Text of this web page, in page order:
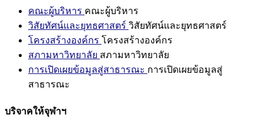
คณะผู้บริหาร คณะผู้บริหาร
วิสัยทัศน์และยุทธศาสตร์ วิสัยทัศน์และยุทธศาสตร์
โครงสร้างองค์กร โครงสร้างองค์กร
สภามหาวิทยาลัย สภามหาวิทยาลัย
การเปิดเผยข้อมูลสู่สาธารณะ การเปิดเผยข้อมูลสู่
สาธารณะ
บริจาคให้จุฬาฯ